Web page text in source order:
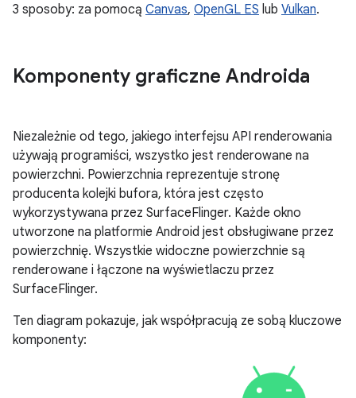
3 sposoby: za pomocą Canvas, OpenGL ES lub Vulkan.
Komponenty graficzne Androida
Niezależnie od tego, jakiego interfejsu API renderowania
używają programiści, wszystko jest renderowane na
powierzchni. Powierzchnia reprezentuje stronę
producenta kolejki bufora, która jest często
wykorzystywana przez SurfaceFlinger. Każde okno
utworzone na platformie Android jest obsługiwane przez
powierzchnię. Wszystkie widoczne powierzchnie są
renderowane i łączone na wyświetlaczu przez
SurfaceFlinger.
Ten diagram pokazuje, jak współpracują ze sobą kluczowe
komponenty: